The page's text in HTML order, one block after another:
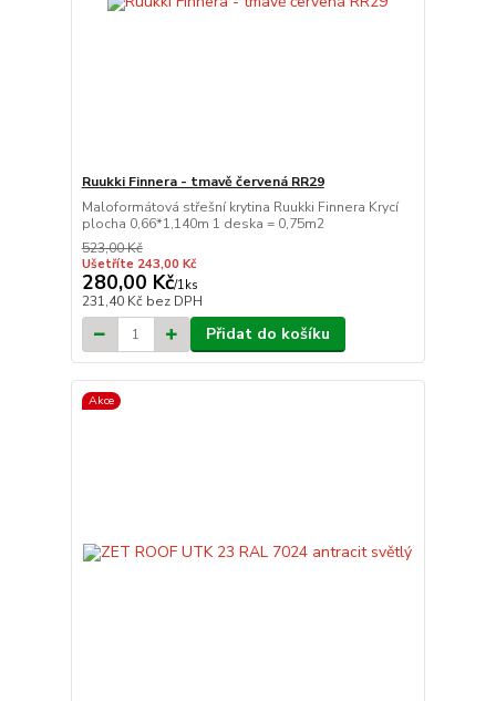
Ruukki Finnera - tmavě červená RR29
Maloformátová střešní krytina Ruukki Finnera Krycí
plocha 0,66*1,140m 1 deska = 0,75m2
523,00 Kč
Ušetříte 243,00 Kč
280,00 Kč/1ks
231,40 Kč bez DPH
Přidat do košíku
Akce